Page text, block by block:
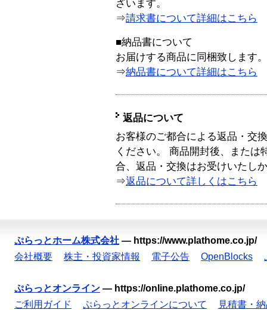
ざいます。
⇒請求書について詳細はこちら
■納品書について
お届けする商品に同梱致します。
⇒納品書について詳細はこちら
返品について
お客様のご都合による返品・交
ください。 商品開封後、または
合、返品・交換はお受けいたし
⇒返品について詳しくはこちら
ぷらっとホーム株式会社 — https://www.plathome.co.jp/
会社概要
株主・投資家情報 電子公告 OpenBlocks
ぷらっとオンライン — https://online.plathome.co.jp/
ご利用ガイド
ぷらっとオンラインについて
見積書・